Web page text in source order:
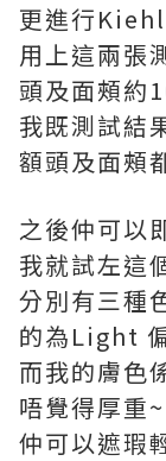
更進行
用上這兩張
頭及面頰約
我既測試結
額頭及面頰
之後仲可以
我就試左這
分別有三種
的為Light
而我的膚色
唔覺得厚重~
仲可以遮瑕